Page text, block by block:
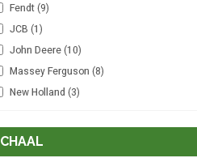
Fendt (9)
JCB (1)
John Deere (10)
Massey Ferguson (8)
New Holland (3)